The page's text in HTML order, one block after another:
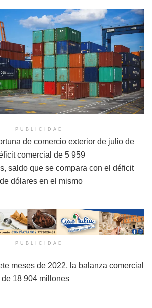
PUBLICIDAD
de comercio exterior de julio de
comercial de 5 959
saldo que se compara con el déficit
dólares en el mismo
PUBLICIDAD
meses de 2022, la balanza comercial
18 904 millones